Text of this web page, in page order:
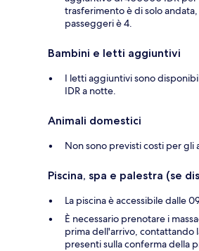
trasferimento è di solo
passeggeri è 4.
Bambini e letti aggiuntivi
I letti aggiuntivi sono
IDR a notte.
Animali domestici
Non sono previsti costi per gli
Piscina, spa e palestra (se
La piscina è accessibile dalle
È necessario prenotare i
prima dell'arrivo, contattando
presenti sulla conferma della